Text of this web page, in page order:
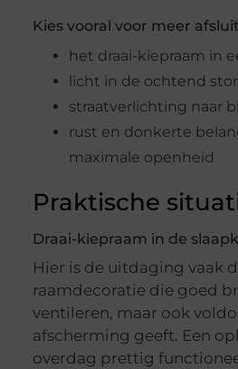
Kies vooral voor meer
het draai-kiepraam in
licht in de ochtend
straatverlichting naar
rust en donkerte
maximale openheid
Praktische
Draai-kiepraam in de
Hier is de uitdaging vaak
raamdecoratie die goed
ventileren, maar ook
afscherming geeft. Een
overdag prettig